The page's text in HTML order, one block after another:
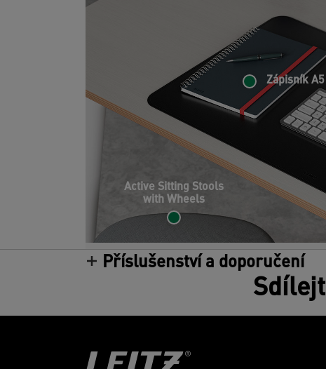
Active Sitting Stools
with Wheels
Zápisník A5
Příslušenství a doporučení